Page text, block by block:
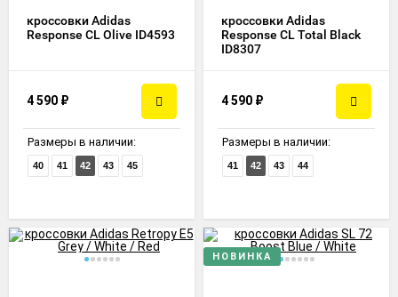
кроссовки Adidas
Response CL Olive ID4593
4 590 ₽
Размеры в наличии:
40 41 42 43 45
кроссовки Adidas
Response CL Total Black
ID8307
4 590 ₽
Размеры в наличии:
41 42 43 44
НОВИНКА